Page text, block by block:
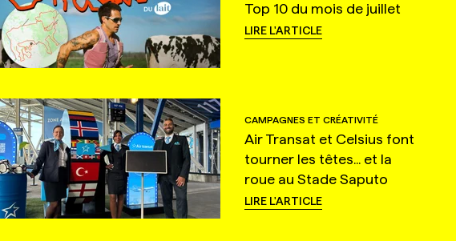
Top 10 du mois de juillet
LIRE L'ARTICLE
CAMPAGNES ET CRÉATIVITÉ
Air Transat et Celsius font
tourner les têtes... et la
roue au Stade Saputo
LIRE L'ARTICLE